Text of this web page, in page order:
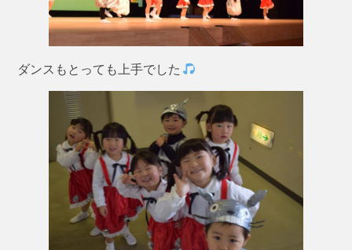
ダンスもとっても上手でした